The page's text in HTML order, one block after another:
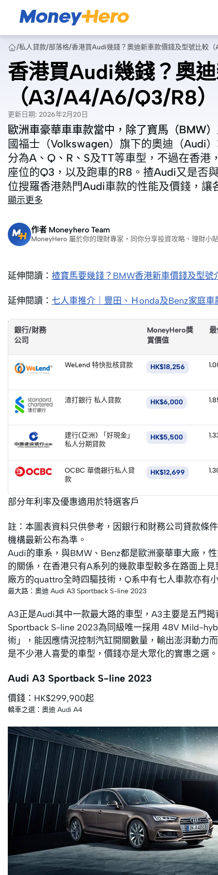
/私人貸款/部落格/香港買Audi幾錢？奧迪新車款價錢及型號比較
香港買Audi幾錢？奧
（A3/A4/A6/Q3/R8）
更新日期: 2026年2月20日
歐洲車豪華車車款當中，除了寶馬（BMW
國福士（Volkswagen）旗下的奧迪（Audi
分為A、Q、R、S及TT等車型，不過在香
座位的Q3，以及跑車的R8。揸Audi又是否
位搜羅香港熱門Audi車款的性能及價錢，
歐洲車豪華車車款當中，除了寶馬（BMW
國福士（Volkswagen）旗下的奧迪（Audi
分為A、Q、R、S及TT等車型，不過在香
座位的Q3，以及跑車的R8。揸Audi又是否
位搜羅香港熱門Audi車款的性能及價錢，
顯示更多
作者 Moneyhero Team
MoneyHero 屬於你的理財專家，同你分享投資攻略、理財小
延伸閱讀： 揸寶馬要幾錢？BMW香港新車價錢及型號
延伸閱讀： 七人車推介｜豐田、Ｈonda及Benz家庭車
延伸閱讀： 【SUV 推介】BMW/ Benz 等香港SUV車
買AUDI｜假設貸款額為HK$50萬，還款期為24個月
銀行/財務
公司
MoneyHero獎
賞價值
最
WeLend 特快批核貸款
即
HK$18,256
渣打銀行 私人貸款
即
HK$6,000
建行(亞洲) 「好現金」
私人分期貸款
即
HK$5,500
OCBC 華僑銀行私人貸
款
即
HK$12,699
部分年利率及優惠適用於特選客戶
註：本圖表資料只供參考，因銀行和財務公司貸款條
機構最新公布為準。
Audi的車系，與BMW、Benz都是歐洲豪華車大廠，
的關係，在香港只有A系列的幾款車型較多在路面上
廠方的quattro全時四驅技術，Q系中有七人車款亦有
最大路：奧迪 Audi A3 Sportback S-line 2023
A3正是Audi其中一款最大路的車型，A3主要是五門
Sportback S-line 2023為同級唯一採用 48V Mild-
術」，能因應情況控制汽缸開關數量，輸出澎湃動力
是不少港人喜愛的車型，價錢亦是大眾化的實惠之選。
Audi A3 Sportback S-line 2023
價錢：HK$299,900起
轎車之選：奧迪 Audi A4